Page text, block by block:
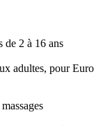
de 2 à 16 ans
adultes, pour Euro